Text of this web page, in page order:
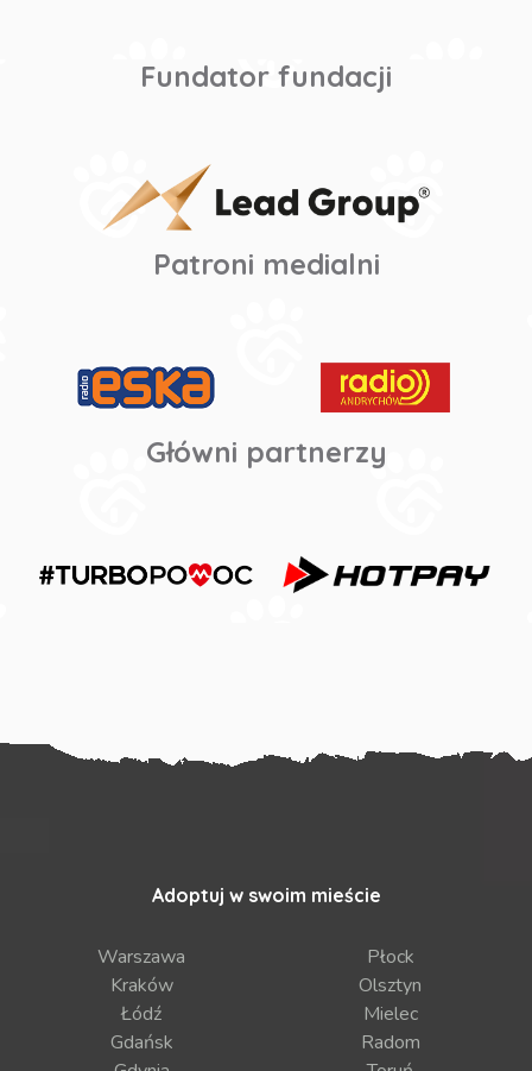
Fundator fundacji
Patroni medialni
Główni partnerzy
Adoptuj w swoim mieście
Warszawa
Kraków
Łódź
Gdańsk
Płock
Olsztyn
Mielec
Radom